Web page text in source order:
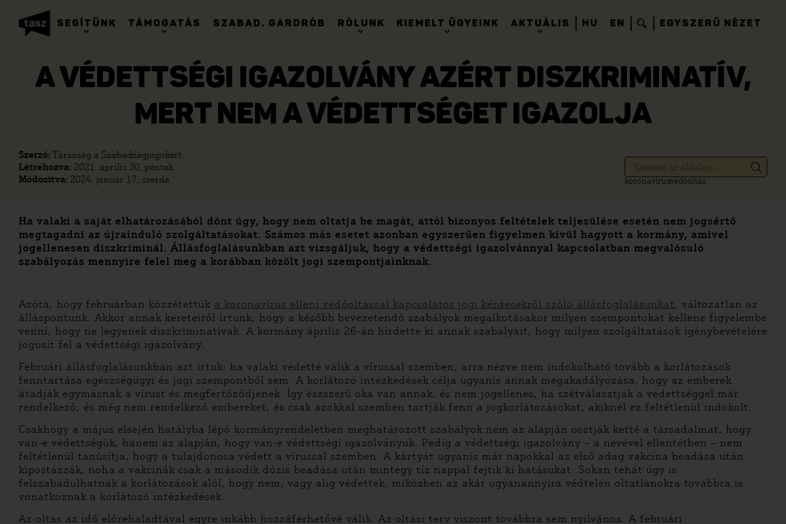
SEGÍTÜNK TÁMOGATÁS SZABAD. GARDRÓB RÓLUNK KIEMELT ÜGYEINK AKTUÁLIS HU EN EGYSZERŰ NÉZET
A VÉDETTSÉGI IGAZOLVÁNY AZÉRT DISZKRIMINATÍV,
MERT NEM A VÉDETTSÉGET IGAZOLJA
Szerző: Társaság a Szabadságjogokért
Létrehozva: 2021. április 30, péntek
Módosítva: 2024. január 17, szerda koronavírusvédőoltás
Ha valaki a saját elhatározásából dönt úgy, hogy nem oltatja be magát, attól bizonyos feltételek teljesülése esetén nem jogsértő
megtagadni az újrainduló szolgáltatásokat. Számos más esetet azonban egyszerűen figyelmen kívül hagyott a kormány, amivel
jogellenesen diszkriminál. Állásfoglalásunkban azt vizsgáljuk, hogy a védettségi igazolvánnyal kapcsolatban megvalósuló
szabályozás mennyire felel meg a korábban közölt jogi szempontjainknak.
Azóta, hogy februárban közzétettük a koronavírus elleni védőoltással kapcsolatos jogi kérdésekről szóló állásfoglalásunkat, változatlan az
álláspontunk. Akkor annak kereteiről írtunk, hogy a később bevezetendő szabályok megalkotásakor milyen szempontokat kellene figyelembe
venni, hogy ne legyenek diszkriminatívak. A kormány április 26-án hirdette ki annak szabályait, hogy milyen szolgáltatások igénybevételére
jogosít fel a védettségi igazolvány.
Februári állásfoglalásunkban azt írtuk: ha valaki védetté válik a vírussal szemben, arra nézve nem indokolható tovább a korlátozások
fenntartása egészségügyi és jogi szempontból sem. A korlátozó intézkedések célja ugyanis annak megakadályozása, hogy az emberek
átadják egymásnak a vírust és megfertőződjenek. Így észszerű oka van annak, és nem jogellenes, ha szétválasztják a védettséggel már
rendelkező, és még nem rendelkező embereket, és csak azokkal szemben tartják fenn a jogkorlátozásokat, akiknél ez feltétlenül indokolt.
Csakhogy a május elsején hatályba lépő kormányrendeletben meghatározott szabályok nem az alapján osztják ketté a társadalmat, hogy
van-e védettségük, hanem az alapján, hogy van-e védettségi igazolványuk. Pedig a védettségi igazolvány – a nevével ellentétben – nem
feltétlenül tanúsítja, hogy a tulajdonosa védett a vírussal szemben. A kártyát ugyanis már napokkal az első adag vakcina beadása után
kipostázzák, noha a vakcinák csak a második dózis beadása után mintegy tíz nappal fejtik ki hatásukat. Sokan tehát úgy is
felszabadulhatnak a korlátozások alól, hogy nem, vagy alig védettek, miközben az akár ugyanannyira védtelen oltatlanokra továbbra is
vonatkoznak a korlátozó intézkedések.
Az oltás az idő előrehaladtával egyre inkább hozzáférhetővé válik. Az oltási terv viszont továbbra sem nyilvános. A februári